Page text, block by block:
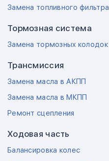
Замена топливного фильтра
Тормозная система
Замена тормозных колодок
Трансмиссия
Замена масла в АКПП
Замена масла в МКПП
Ремонт сцепления
Ходовая часть
Балансировка колес